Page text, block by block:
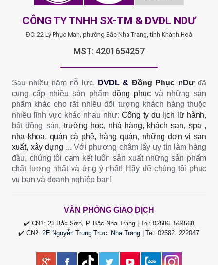
CÔNG TY TNHH SX-TM & DVDL NDƯ
ĐC: 22 Lý Phục Man, phường Bắc Nha Trang, tỉnh Khánh Hoà
MST: 4201654257
Sau nhiều năm nỗ lực, DVDL & Đồng Phục nDưđã
cung cấp nhiều sản phẩm đồng phục và những sản
phẩm khác cho rất nhiều đối tượng khách hàng thuộc
nhiều lĩnh vực khác nhau như: Công ty du lịch lữ hành,
bất động sản, trường học, nhà hàng, khách sạn, spa ,
nha khoa, quán cà phê, hàng quán, những đơn vị sản
xuất, xây dựng ... Với phương châm lấy uy tín làm hàng
đầu, chúng tôi cam kết luôn sản xuất những sản phẩm
chất lượng nhất và ứng ý nhất! Hãy để chúng tôi phục
vụ bạn và doanh nghiệp bạn!
VĂN PHÒNG GIAO DỊCH
✔️ CN1: 23 Bắc Sơn, P. Bắc Nha Trang | Tel: 02586. 564569
✔️ CN2:2E Nguyễn Trung Trực. Nha Trang |Tel :02582. 222047